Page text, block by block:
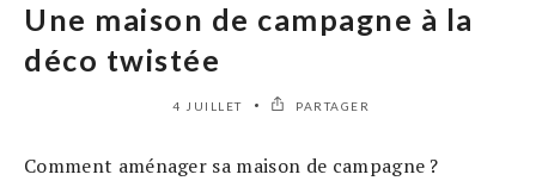
Une maison de campagne à la
déco twistée
4 JUILLET PARTAGER
Comment aménager sa maison de campagne ?